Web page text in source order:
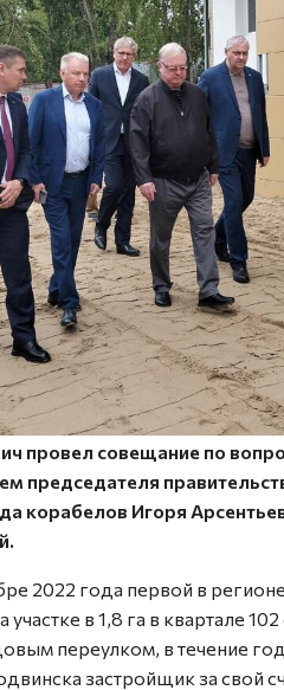
провел совещание по
председателя
корабелов Игоря
2022 года первой в
в 1,8 га в квартале
переулком, в течение
застройщик за свой